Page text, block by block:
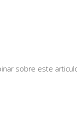
sobre este